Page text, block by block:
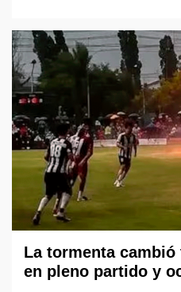
La tormenta
en pleno partido y